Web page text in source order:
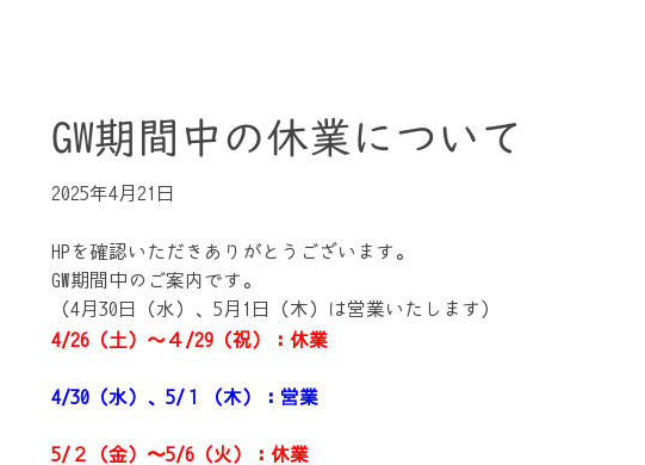
GW期間中の休業について
2025年4月21日
HPを確認いただきありがとうございます。
GW期間中のご案内です。
（4月30日（水）、5月1日（木）は営業いたします)
4/26（土）～４/29（祝）：休業
4/30（水）、5/１（木）：営業
5/２（金）〜5/6（火）：休業